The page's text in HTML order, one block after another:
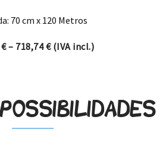
70 cm x 120 Metros
€– 718,74€Price range: 621,94 €
(IVA incl.)